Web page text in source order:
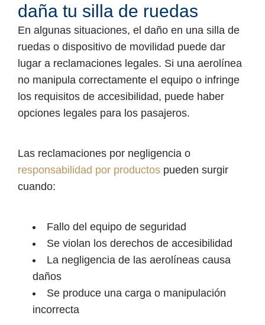
daña tu silla de ruedas
En algunas situaciones, el daño en una silla de
ruedas o dispositivo de movilidad puede dar
lugar a reclamaciones legales. Si una aerolínea
no manipula correctamente el equipo o infringe
los requisitos de accesibilidad, puede haber
opciones legales para los pasajeros.
Las reclamaciones por negligencia o
responsabilidad por productos pueden surgir
cuando:
Fallo del equipo de seguridad
Se violan los derechos de accesibilidad
La negligencia de las aerolíneas causa
daños
Se produce una carga o manipulación
incorrecta